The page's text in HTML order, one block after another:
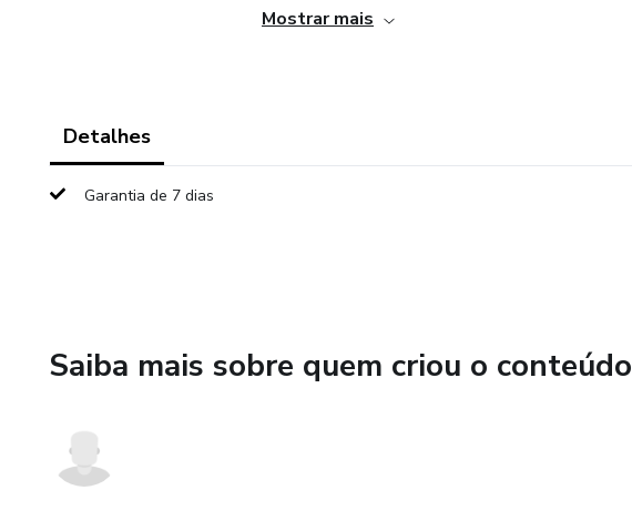
Mostrar mais
Detalhes
Garantia de 7 dias
Saiba mais sobre quem criou o conteúdo